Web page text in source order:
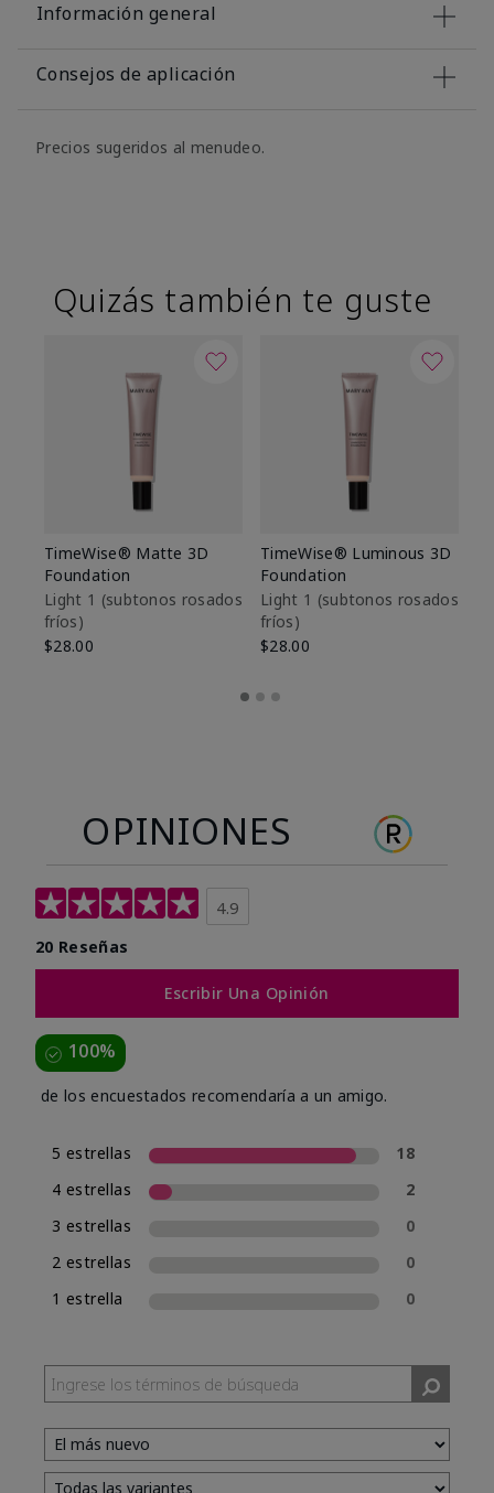
Información general
Consejos de aplicación
Precios sugeridos al menudeo.
Quizás también te guste
TimeWise® Matte 3D
Foundation
Light 1​ (subtonos rosados
fríos)
$28.00
TimeWise® Luminous 3D
Foundation
Light 1​ (subtonos rosados
fríos)
$28.00
OPINIONES
4.9
20 Reseñas
Escribir Una Opinión
100%
de los encuestados recomendaría a un amigo.
5 estrellas
18
4 estrellas
2
3 estrellas
0
2 estrellas
0
1 estrella
0